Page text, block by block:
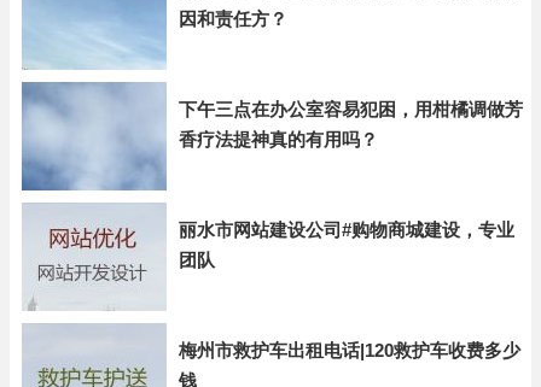
因和责任方？
下午三点在办公室容易犯困，用柑橘调做芳
香疗法提神真的有用吗？
丽水市网站建设公司#购物商城建设，专业
团队
梅州市救护车出租电话|120救护车收费多少
钱